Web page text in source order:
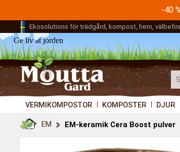
-40
Ekosolutions för trädgård, kompost, hem,
Ge liv åt jorden
VERMIKOMPOSTOR KOMPOSTER DJUR
EM EM-keramik Cera Boost pulver